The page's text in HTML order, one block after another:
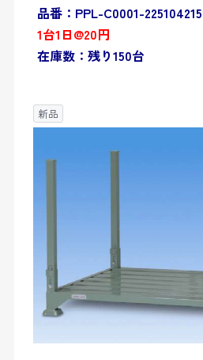
品番：PPL-C0001-
1台1日@20円
在庫数：残り150台
新品